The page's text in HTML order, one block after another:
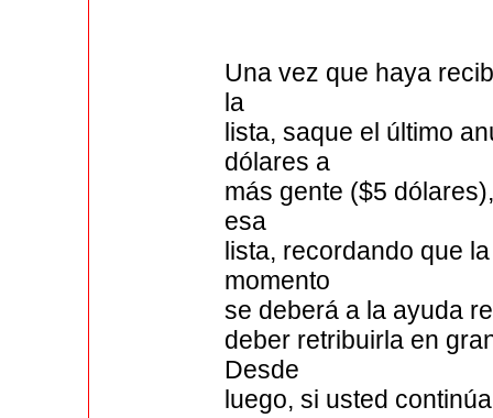
Una vez que haya
la
lista, saque el último
dólares a
más gente ($5
esa
lista, recordando que
momento
se deberá a la ayuda
deber retribuirla en
Desde
luego, si usted